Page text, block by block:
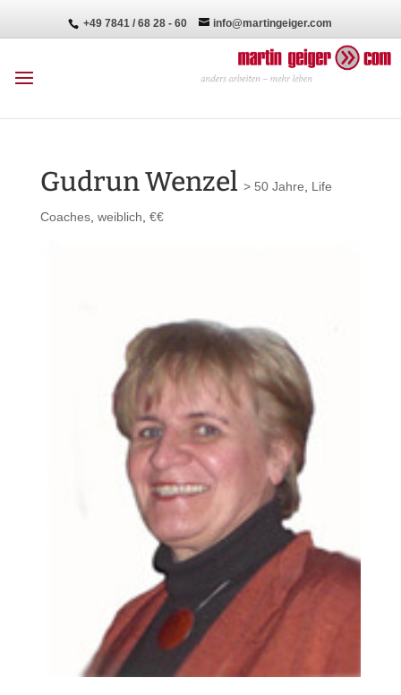
+49 7841 / 68 28 - 60 info@martingeiger.com
Gudrun Wenzel > 50 Jahre Life
Coaches, weiblich €€